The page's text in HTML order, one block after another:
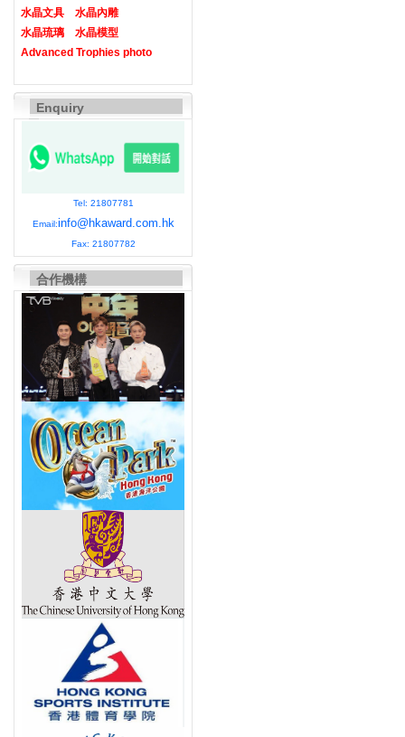
水晶文具
水晶內雕
水晶琉璃
水晶模型
Advanced Trophies photo
Enquiry
Tel: 21807781
Email:info@hkaward.com.hk
Fax: 21807782
合作機構